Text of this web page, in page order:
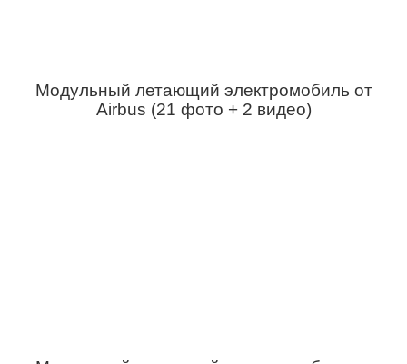
Модульный летающий электромобиль от
Airbus (21 фото + 2 видео)